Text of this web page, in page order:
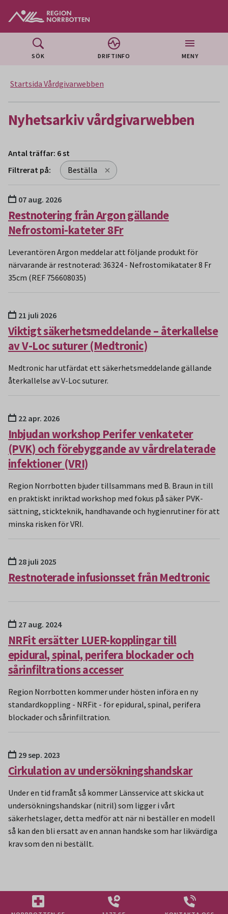
SÖK DRIFTINFO MENY
Startsida Vårdgivarwebben
Nyhetsarkiv vårdgivarwebben
Filtrerat på: Beställa
Antal träffar: 6 st
Sökresultat
Restnotering från Argon gällande
Nefrostomi-kateter 8Fr
07 aug. 2026
Leverantören Argon meddelar att följande produkt för
närvarande är restnoterad: 36324 - Nefrostomikatater 8 Fr
35cm (REF 756608035)
Viktigt säkerhetsmeddelande – återkallelse
av V-Loc suturer (Medtronic)
21 juli 2026
Medtronic har utfärdat ett säkerhetsmeddelande gällande
återkallelse av V-Loc suturer.
Inbjudan workshop Perifer venkateter
(PVK) och förebyggande av vårdrelaterade
infektioner (VRI)
22 apr. 2026
Region Norrbotten bjuder tillsammans med B. Braun in till
en praktiskt inriktad workshop med fokus på säker PVK-
sättning, stickteknik, handhavande och hygienrutiner för att
minska risken för VRI.
Restnoterade infusionsset från Medtronic
28 juli 2025
NRFit ersätter LUER-kopplingar till
epidural, spinal, perifera blockader och
sårinfiltrations accesser
27 aug. 2024
Region Norrbotten kommer under hösten införa en ny
standardkoppling - NRFit - för epidural, spinal, perifera
blockader och sårinfiltration.
Cirkulation av undersökningshandskar
29 sep. 2023
Under en tid framåt så kommer Länsservice att skicka ut
undersökningshandskar (nitril) som ligger i vårt
säkerhetslager, detta medför att när ni beställer en modell
så kan den bli ersatt av en annan handske som har likvärdiga
krav som den ni beställt.